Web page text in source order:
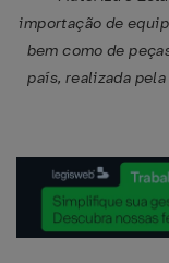
importação de
bem como de
país, realizada